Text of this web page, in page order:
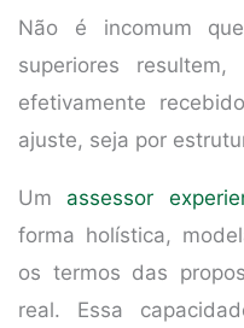
Não é incomum
superiores
efetivamente
ajuste, seja por
Um assessor
forma holística,
os termos das
real. Essa